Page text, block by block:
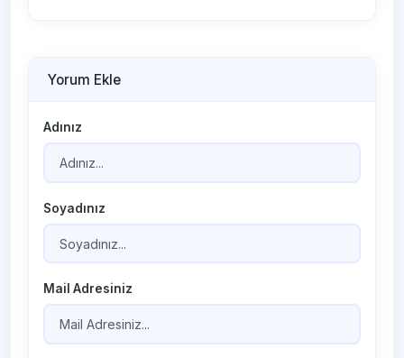
Yorum Ekle
Adınız
Soyadınız
Mail Adresiniz